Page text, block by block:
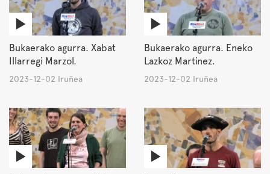
Bukaerako agurra. Xabat
Illarregi Marzol.
2023-12-02 Iruñea
Bukaerako agurra. Eneko
Lazkoz Martinez.
2023-12-02 Iruñea